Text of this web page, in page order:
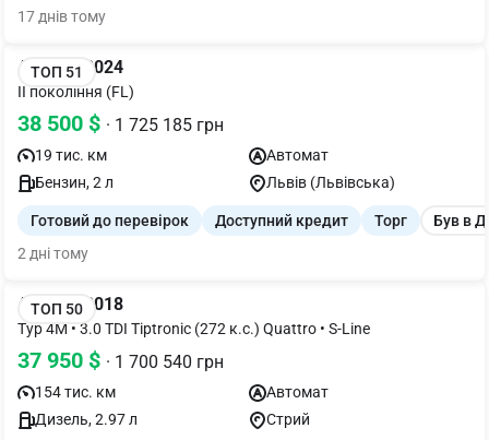
17 днів тому
ТОП 51
Audi Q5 2024
II покоління (FL)
38 500 $ · 1 725 185 грн
19 тис. км
Автомат
Бензин, 2 л
Львів (Львівська)
Готовий до перевірок Доступний кредит Торг
Був в
2 дні тому
ТОП 50
Audi Q7 2018
Typ 4M • 3.0 TDI Tiptronic (272 к.с.) Quattro • S-Line
37 950 $ · 1 700 540 грн
154 тис. км
Автомат
Дизель, 2.97 л
Стрий